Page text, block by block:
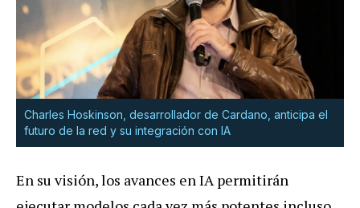
Charles Hoskinson, desarrollador de Cardano, anticipa el
futuro de la red y su integración con IA
En su visión, los avances en IA permitirán